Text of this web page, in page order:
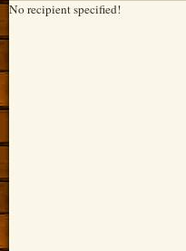
No recipient specified!